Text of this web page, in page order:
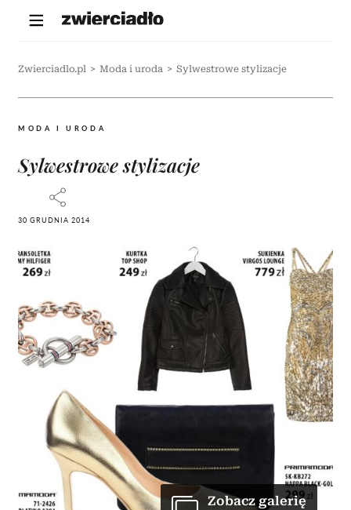
Zwierciadlo.pl > Moda i uroda > Sylwestrowe stylizacje
MODA I URODA
Sylwestrowe stylizacje
30 GRUDNIA 2014
Zobacz galerię